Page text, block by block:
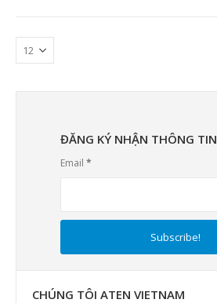
ĐĂNG KÝ NHẬN THÔNG TIN
Email *
CHÚNG TÔI ATEN VIETNAM